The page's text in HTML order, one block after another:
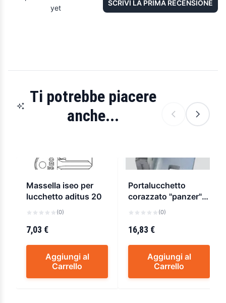
yet
SCRIVI LA PRIMA RECENSIONE
Ti potrebbe piacere
anche...
Massella iseo per
lucchetto aditus 20
(0)
7,03 €
Aggiungi al
Carrello
Portalucchetto
corazzato "panzer"
verticale a.679-p
(0)
16,83 €
Aggiungi al
Carrello